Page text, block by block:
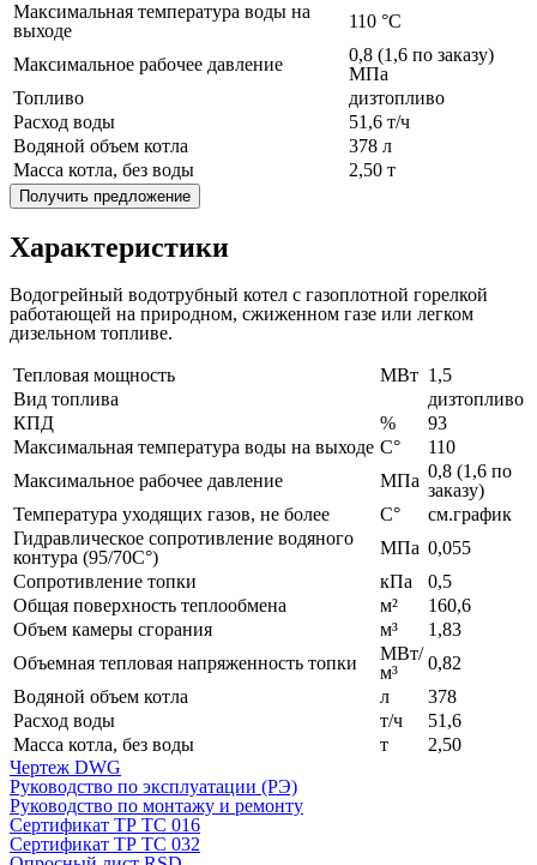
Максимальная температура воды на
выходе
110 °C
Максимальное рабочее давление
0,8 (1,6 по заказу)
МПа
Топливо
дизтопливо
Расход воды
51,6 т/ч
Водяной объем котла
378 л
Масса котла, без воды
2,50 т
Получить предложение
Характеристики
Водогрейный водотрубный котел с газоплотной горелкой
работающей на природном, сжиженном газе или легком
дизельном топливе.
Тепловая мощность MВт 1,5
Вид топлива
дизтопливо
КПД
%
93
Максимальная температура воды на выходе С°
110
Максимальное рабочее давление
МПа 0,8 (1,6 по
заказу)
Температура уходящих газов, не более
С°
см.график
Гидравлическое сопротивление водяного
контура (95/70С°)
МПа 0,055
Сопротивление топки
кПа
0,5
Общая поверхность теплообмена
м²
160,6
Объем камеры сгорания
м³
1,83
Объемная тепловая напряженность топки
МВт/
м³
0,82
Водяной объем котла
л
378
Расход воды
т/ч
51,6
Масса котла, без воды
т
2,50
Чертеж DWG
Руководство по эксплуатации (РЭ)
Руководство по монтажу и ремонту
Сертификат ТР ТС 016
Сертификат ТР ТС 032